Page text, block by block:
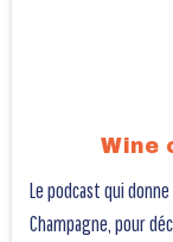
Wine
Le podcast qui
Champagne, pour